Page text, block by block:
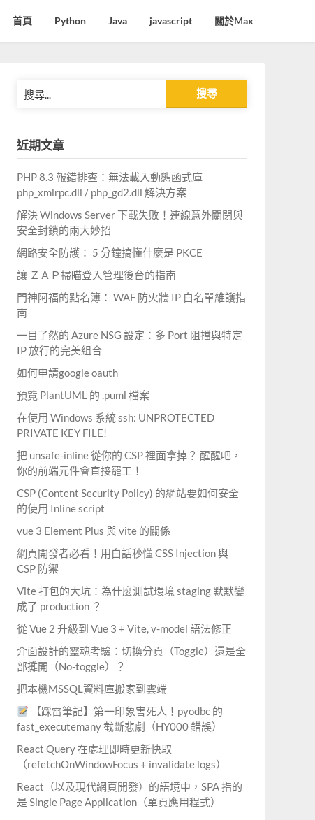
首頁 Python Java javascript 關於Max
搜
尋
字:
近期文章
PHP 8.3 報錯排查：無法載入動態函式庫
php_xmlrpc.dll / php_gd2.dll 解決方案
解決 Windows Server 下載失敗！連線意外關閉與
安全封鎖的兩大妙招
網路安全防護： 5 分鐘搞懂什麼是 PKCE
讓 ＺＡＰ掃瞄登入管理後台的指南
門神阿福的點名簿： WAF 防火牆 IP 白名單維護指
南
一目了然的 Azure NSG 設定：多 Port 阻擋與特定
IP 放行的完美組合
如何申請google oauth
預覽 PlantUML 的 .puml 檔案
在使用 Windows 系統 ssh: UNPROTECTED
PRIVATE KEY FILE!
把 unsafe-inline 從你的 CSP 裡面拿掉？ 醒醒吧，
你的前端元件會直接罷工！
CSP (Content Security Policy) 的網站要如何安全
的使用 Inline script
vue 3 Element Plus 與 vite 的關係
網頁開發者必看！用白話秒懂 CSS Injection 與
CSP 防禦
Vite 打包的大坑：為什麼測試環境 staging 默默變
成了 production ？
從 Vue 2 升級到 Vue 3 + Vite, v-model 語法修正
介面設計的靈魂考驗：切換分頁（Toggle）還是全
部攤開（No-toggle）？
把本機MSSQL資料庫搬家到雲端
【踩雷筆記】第一印象害死人！pyodbc 的
fast_executemany 截斷悲劇（HY000 錯誤）
React Query 在處理即時更新快取
（refetchOnWindowFocus + invalidate logs）
React（以及現代網頁開發）的語境中，SPA 指的
是 Single Page Application（單頁應用程式）